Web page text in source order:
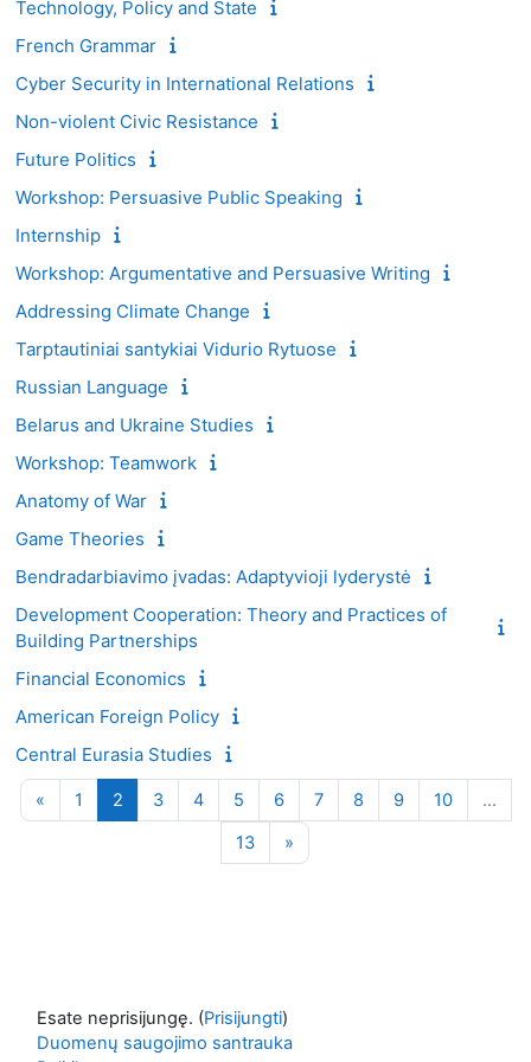
Technology, Policy and State
French Grammar
Cyber Security in International Relations
Non-violent Civic Resistance
Future Politics
Workshop: Persuasive Public Speaking
Internship
Workshop: Argumentative and Persuasive Writing
Addressing Climate Change
Tarptautiniai santykiai Vidurio Rytuose
Russian Language
Belarus and Ukraine Studies
Workshop: Teamwork
Anatomy of War
Game Theories
Bendradarbiavimo įvadas: Adaptyvioji lyderystė
Development Cooperation: Theory and Practices of
Building Partnerships
Financial Economics
American Foreign Policy
Central Eurasia Studies
«Ankstesnis puslapis
1 1 puslapis
22 puslapis
33 puslapis
44 puslapis
55 puslapis
66 puslapis
77 puslapis
88 puslapis
99 puslapis
1010 …
1313 puslapis
»
Esate neprisijungę. (Prisijungti)
Duomenų saugojimo santrauka